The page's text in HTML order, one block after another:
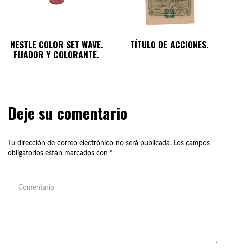
NESTLE COLOR SET WAVE.
FIJADOR Y COLORANTE.
TÍTULO DE ACCIONES.
Deje su comentario
Tu dirección de correo electrónico no será publicada. Los campos
obligatorios están marcados con *